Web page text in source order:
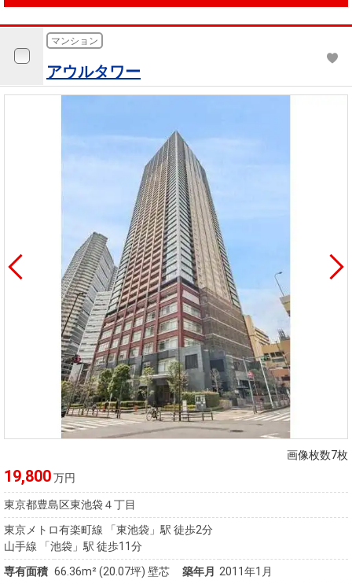
マンション
アウルタワー
画像枚数7枚
19,800万円
東京都豊島区東池袋４丁目
東京メトロ有楽町線 「東池袋」駅 徒歩2分
山手線 「池袋」駅 徒歩11分
専有面積 66.36m²(20.07坪) 壁芯 築年月 2011年1月